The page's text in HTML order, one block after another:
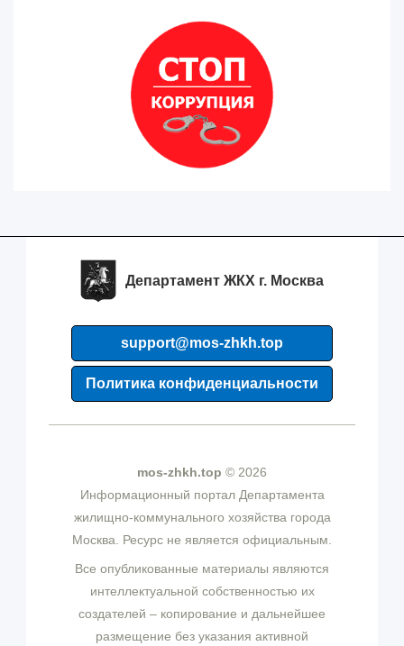
Департамент ЖКХ г. Москва
support@mos-zhkh.top
Политика конфиденциальности
mos-zhkh.top © 2026
Информационный портал Департамента
жилищно-коммунального хозяйства города
Москва. Ресурс не является официальным.
Все опубликованные материалы являются
интеллектуальной собственностью их
создателей – копирование и дальнейшее
размещение без указания активной